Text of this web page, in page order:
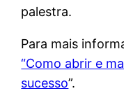
palestra.
Para mais
“Como abrir e
sucesso”.